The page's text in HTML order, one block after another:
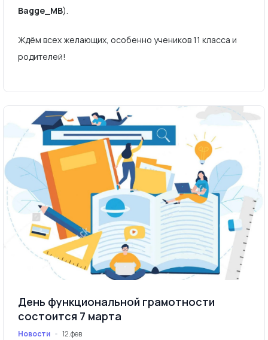
Bagge_MB).
Ждём всех желающих, особенно учеников 11 класса и
родителей!
День функциональной грамотности
состоится 7 марта
Новости 12.фев